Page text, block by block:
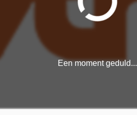
Een moment geduld...